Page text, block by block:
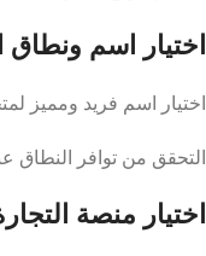
اختيار اسم ونطاق
اختيار اسم فريد ومميز
التحقق من توافر النطاق
اختيار منصة